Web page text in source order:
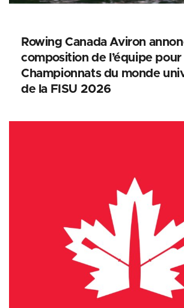
Rowing Canada Aviron
composition de l’équipe pour
Championnats du monde
de la FISU 2026